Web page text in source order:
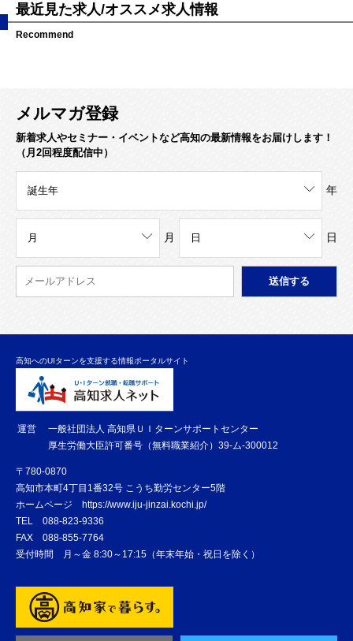
最近見た求人/オススメ求人情報
Recommend
メルマガ登録
新着求人やセミナー・イベントなど高知の最新情報をお届けします！
（月2回程度配信中）
年
月 日
高知へのUIターンを支援する情報ポータルサイト
運営
一般社団法人 高知県ＵＩターンサポートセンター
厚生労働大臣許可番号（無料職業紹介）39-ム-300012
〒780-0870
高知市本町4丁目1番32号 こうち勤労センター5階
ホームページ https://www.iju-jinzai.kochi.jp/
TEL 088-823-9336
FAX 088-855-7764
受付時間 月～金 8:30～17:15（年末年始・祝日を除く）